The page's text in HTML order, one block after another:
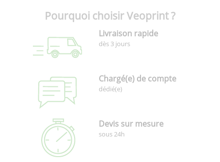
Pourquoi choisir Veoprint ?
Livraison rapide
dès 3 jours
Chargé(e) de compte
dédié(e)
Devis sur mesure
sous 24h